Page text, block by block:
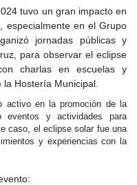
tuvo un gran impacto en
especialmente en el Grupo
jornadas públicas y
para observar el eclipse
charlas en escuelas y
Hostería Municipal.
activo en la promoción de la
eventos y actividades para
caso, el eclipse solar fue una
y experiencias con la